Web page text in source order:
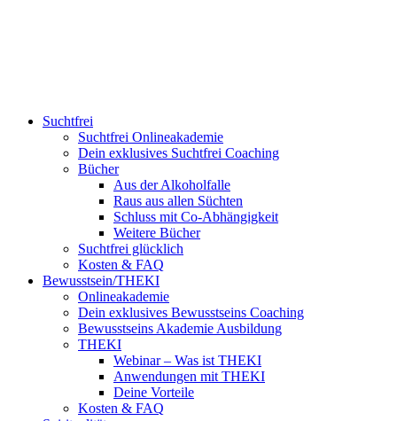
Suchtfrei
Suchtfrei Onlineakademie
Dein exklusives Suchtfrei Coaching
Bücher
Aus der Alkoholfalle
Raus aus allen Süchten
Schluss mit Co-Abhängigkeit
Weitere Bücher
Suchtfrei glücklich
Kosten & FAQ
Bewusstsein/THEKI
Onlineakademie
Dein exklusives Bewusstseins Coaching
Bewusstseins Akademie Ausbildung
THEKI
Webinar – Was ist THEKI
Anwendungen mit THEKI
Deine Vorteile
Kosten & FAQ